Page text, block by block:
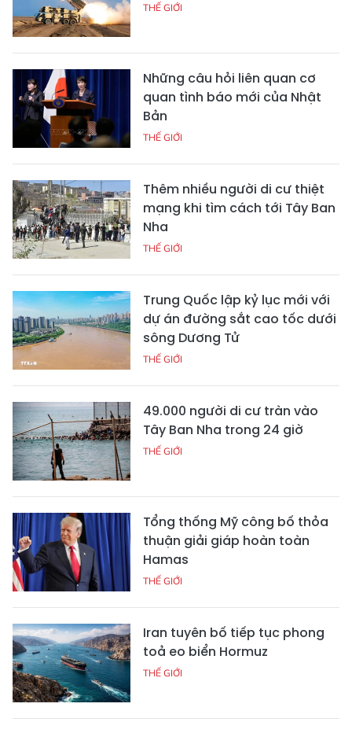
THẾ GIỚI
Những câu hỏi liên quan cơ
quan tình báo mới của Nhật
Bản
THẾ GIỚI
Thêm nhiều người di cư thiệt
mạng khi tìm cách tới Tây Ban
Nha
THẾ GIỚI
Trung Quốc lập kỷ lục mới với
dự án đường sắt cao tốc dưới
sông Dương Tử
THẾ GIỚI
49.000 người di cư tràn vào
Tây Ban Nha trong 24 giờ
THẾ GIỚI
Tổng thống Mỹ công bố thỏa
thuận giải giáp hoàn toàn
Hamas
THẾ GIỚI
Iran tuyên bố tiếp tục phong
toả eo biển Hormuz
THẾ GIỚI